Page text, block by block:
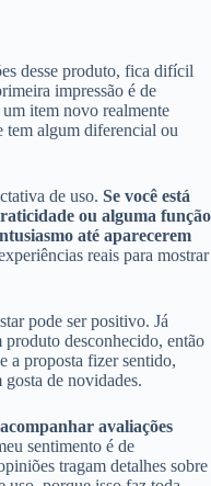
desse produto, fica difícil
impressão é de
item novo realmente
tem algum diferencial ou
de uso. Se você está
ou alguma função
até aparecerem
reais para mostrar
pode ser positivo. Já
produto desconhecido, então
a proposta fizer sentido,
de novidades.
avaliações
sentimento é de
tragam detalhes sobre